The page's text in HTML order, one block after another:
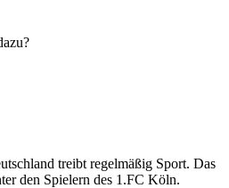
treibt regelmäßig Sport. Das
den Spielern des 1.FC Köln.